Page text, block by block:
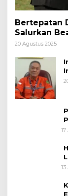
Bertepatan
Salurkan
Pelajar
20 Agustus 2025